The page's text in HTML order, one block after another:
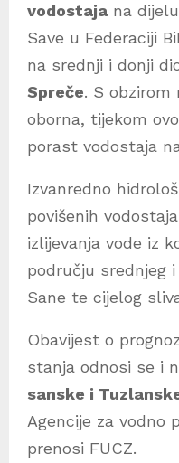
vodostaja na
Save u Federaciji
na srednji i donji
Spreče. S obzirom
oborna, tijekom
porast vodostaja
Izvanredno
povišenih
izlijevanja vode iz
području srednjeg
Sane te cijelog
Obavijest o
stanja odnosi se i
sanske i
Agencije za vodno
prenosi FUCZ.